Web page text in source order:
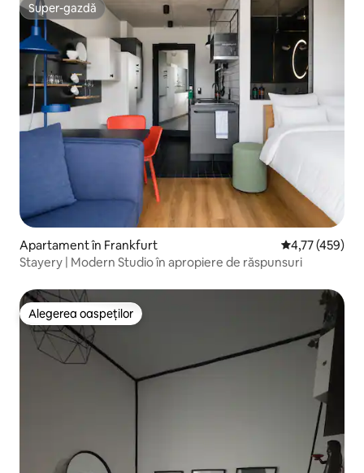
Super-gazdă
Super-gazdă
Apartament în Frankfurt Scor mediu de
4,77 (459)
Stayery | Modern Studio în apropiere de răspunsuri
Alegerea oaspeților
Alegerea oaspeților